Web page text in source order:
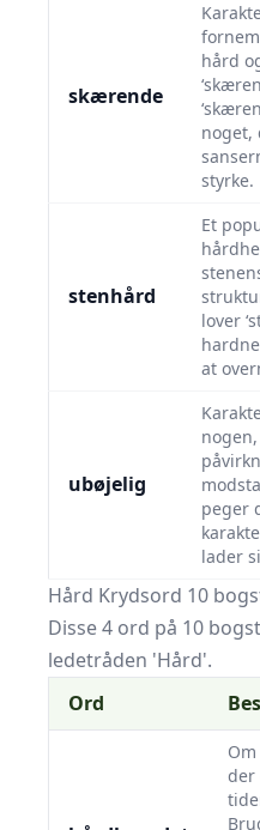
skærende
hård
noget,
styrke.
stenhård
Et
lover
at
ubøjelig
peger
lader
Hård Krydsord 10
Disse 4 ord på 10
ledetråden 'Hård'.
Ord
der